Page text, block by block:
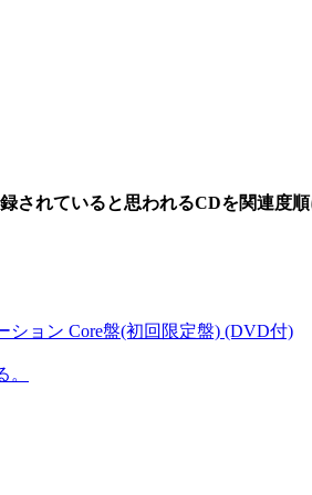
されていると思われるCDを関連度
ション Core盤(初回限定盤) (DVD付)